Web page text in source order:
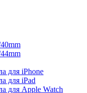
для iPhone
для iPad
для Apple Watch